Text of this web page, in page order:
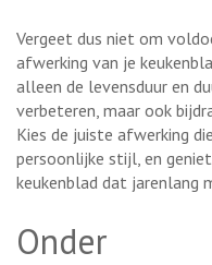
Vergeet dus niet om
afwerking van je
alleen de levensduur en
verbeteren, maar ook
Kies de juiste afwerking
persoonlijke stijl, en
keukenblad dat jarenlang
Onder